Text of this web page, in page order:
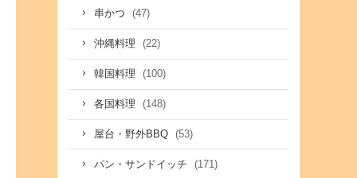
串かつ (47)
沖縄料理 (22)
韓国料理 (100)
各国料理 (148)
屋台・野外BBQ (53)
パン・サンドイッチ (171)